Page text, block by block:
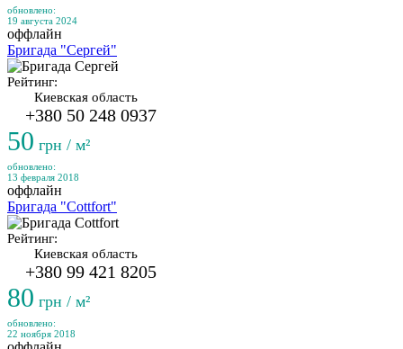
обновлено:
19 августа 2024
оффлайн
Бригада "Сергей"
Рейтинг:
Киевская область
+380 50 248 0937
50 грн / м²
обновлено:
13 февраля 2018
оффлайн
Бригада "Cottfort"
Рейтинг:
Киевская область
+380 99 421 8205
80 грн / м²
обновлено:
22 ноября 2018